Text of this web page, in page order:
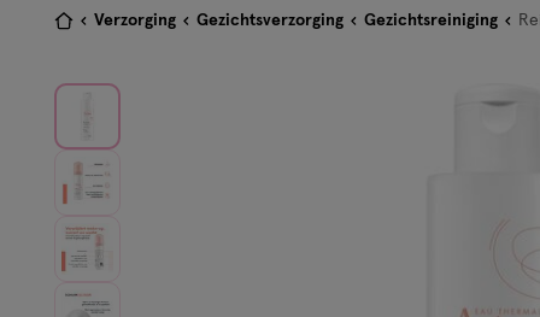
de
footer
Je
hier:
Verzorging Gezichtsverzorging Gezichtsreiniging